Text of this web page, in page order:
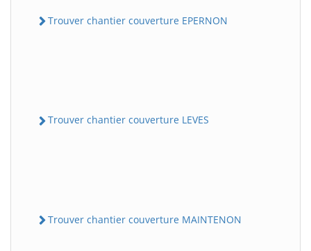
Trouver chantier couverture EPERNON
Trouver chantier couverture LEVES
Trouver chantier couverture MAINTENON